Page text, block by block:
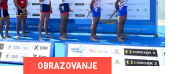
OBRAZOVANJE